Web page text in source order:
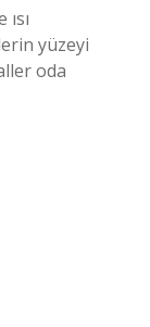
yüzeyi
oda